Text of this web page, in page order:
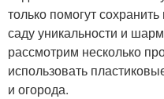
только помогут
саду уникальности и
рассмотрим несколько
использовать
и огорода.